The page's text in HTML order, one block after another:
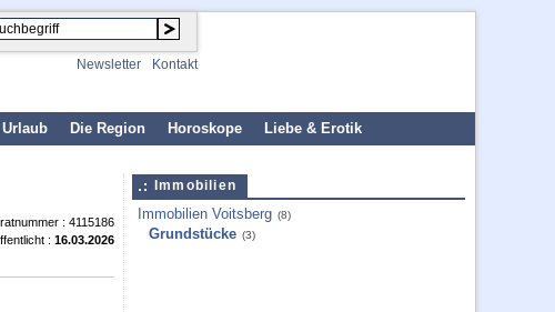
Newsletter Kontakt
Urlaub Die Region Horoskope Liebe & Erotik
: 4115186
: 16.03.2026
Immobilien
Immobilien Voitsberg (8)
Grundstücke (3)